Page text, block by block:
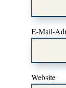
E-Mail-
Website